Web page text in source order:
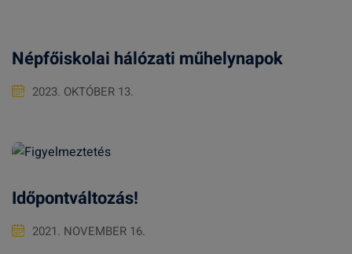
Népfőiskolai hálózati műhelynapok
2023. OKTÓBER 13.
Időpontváltozás!
2021. NOVEMBER 16.